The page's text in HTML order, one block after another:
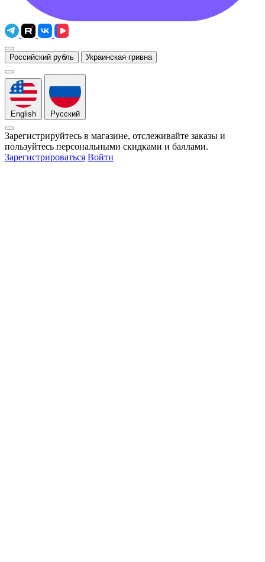
Российский рубль Украинская гривна
English Русский
Зарегистрируйтесь в магазине, отслеживайте заказы и
пользуйтесь персональными скидками и баллами.
Зарегистрироваться Войти